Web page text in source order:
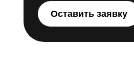
Оставить заявку